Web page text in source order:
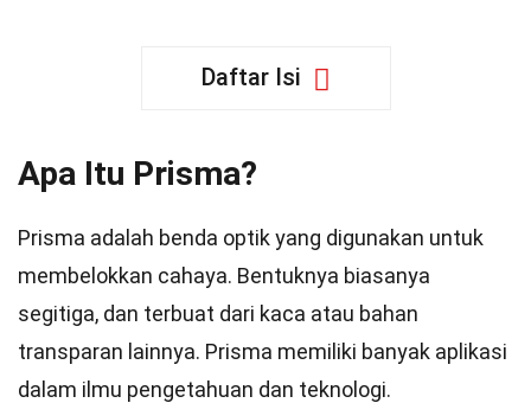
Daftar Isi
Apa Itu Prisma?
Prisma adalah benda optik yang digunakan untuk
membelokkan cahaya. Bentuknya biasanya
segitiga, dan terbuat dari kaca atau bahan
transparan lainnya. Prisma memiliki banyak aplikasi
dalam ilmu pengetahuan dan teknologi.